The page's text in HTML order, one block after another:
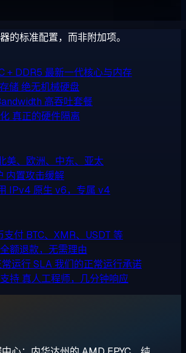
的标准配置，而非附加项。
+ DDR5 最新一代核心与内存
储绝无机械硬盘
高吞吐套餐
真正的硬件隔离
美、欧洲、中东、亚太
内置攻击缓解
IPv4 原生 v6，专属 v4
支付 BTC、XMR、USDT 等
全额退款，无需理由
运行 SLA我们的正常运行承诺
持 真人工程师，几分钟响应